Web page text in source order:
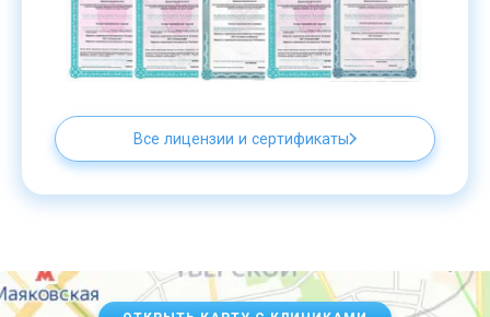
Все лицензии и сертификаты